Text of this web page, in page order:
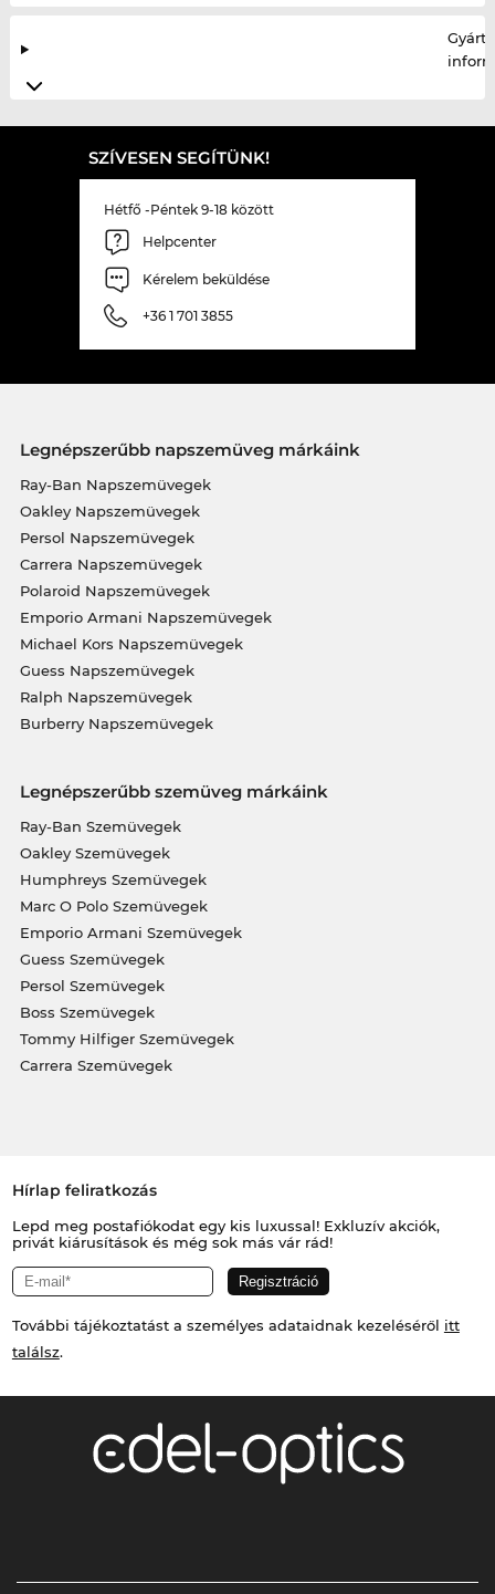
SZÍVESEN SEGÍTÜNK!
Hétfő -Péntek 9-18 között
Helpcenter
Kérelem beküldése
+36 1 701 3855
Legnépszerűbb napszemüveg márkáink
Ray-Ban Napszemüvegek
Oakley Napszemüvegek
Persol Napszemüvegek
Carrera Napszemüvegek
Polaroid Napszemüvegek
Emporio Armani Napszemüvegek
Michael Kors Napszemüvegek
Guess Napszemüvegek
Ralph Napszemüvegek
Burberry Napszemüvegek
Legnépszerűbb szemüveg márkáink
Ray-Ban Szemüvegek
Oakley Szemüvegek
Humphreys Szemüvegek
Marc O Polo Szemüvegek
Emporio Armani Szemüvegek
Guess Szemüvegek
Persol Szemüvegek
Boss Szemüvegek
Tommy Hilfiger Szemüvegek
Carrera Szemüvegek
Hírlap feliratkozás
Lepd meg postafiókodat egy kis luxussal! Exkluzív akciók,
privát kiárusítások és még sok más vár rád!
További tájékoztatást a személyes adataidnak kezeléséről itt
találsz.